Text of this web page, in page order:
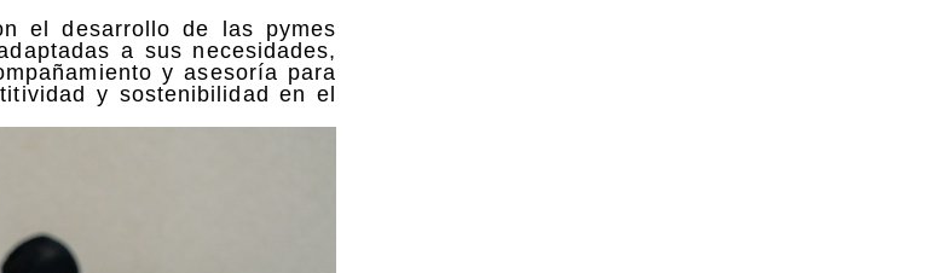
el desarrollo de las pymes
a sus necesidades,
y asesoría para
y sostenibilidad en el